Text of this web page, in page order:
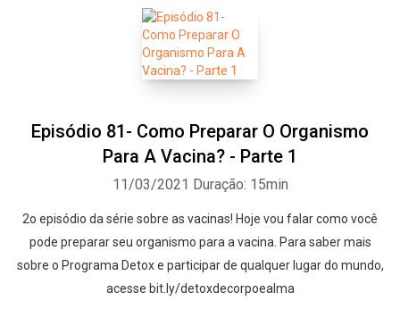
Episódio 81- Como Preparar O Organismo
Para A Vacina? - Parte 1
11/03/2021 Duração: 15min
2o episódio da série sobre as vacinas! Hoje vou falar como você
pode preparar seu organismo para a vacina. Para saber mais
sobre o Programa Detox e participar de qualquer lugar do mundo,
acesse bit.ly/detoxdecorpoealma